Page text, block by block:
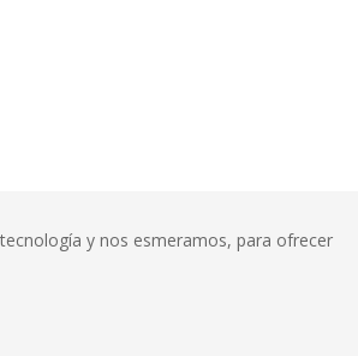
y nos esmeramos, para ofrecer